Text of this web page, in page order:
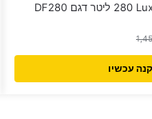
קנה עכשיו